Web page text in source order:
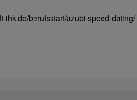
ihk.de/berufsstart/azubi-speed-dating/